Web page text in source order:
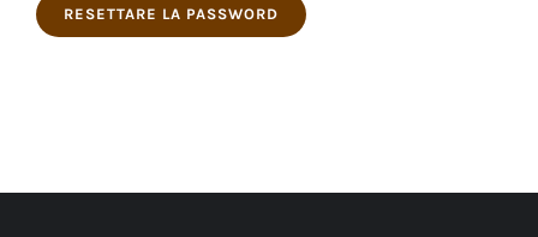
RESETTARE LA PASSWORD